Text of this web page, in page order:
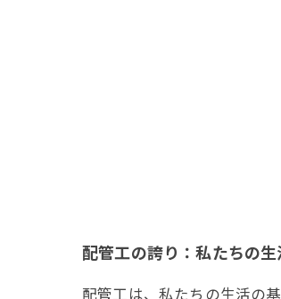
配管工の誇り：私たちの
配管工は、私たちの生活の